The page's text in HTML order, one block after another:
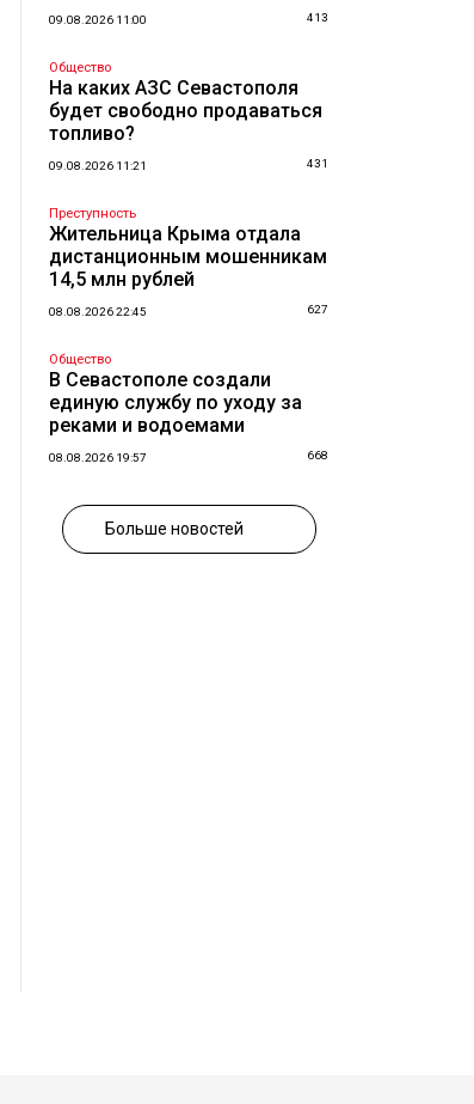
09.08.2026 11:00 413
Общество
На каких АЗС Севастополя
будет свободно продаваться
топливо?
09.08.2026 11:21 431
Преступность
Жительница Крыма отдала
дистанционным мошенникам
14,5 млн рублей
08.08.2026 22:45 627
Общество
В Севастополе создали
единую службу по уходу за
реками и водоемами
08.08.2026 19:57 668
Больше новостей